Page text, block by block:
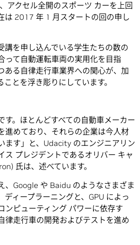
アクセル全開のスポーツ カーを上回
は 2017 年 1 月スタートの回の申し
講を申し込んでいる学生たちの数の
って自動運転車両の実用化を目指
ある自律走行車業界への関心が、加
とを浮き彫りにしています。
す。ほとんどすべての自動車メーカー
進めており、それらの企業は今人材
ます」と、Udacity のエンジニアリン
ス プレジデントであるオリバー キャ
氏は、述べています。
、Google や Baidu のようなさまざま
ディープラーニングと、GPU によっ
ンピューティング パワーに依存す
律走行車の開発およびテストを進め